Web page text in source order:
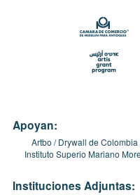
Apoyan:
Artbo Drywall de Colombia
Instituto Superio Mariano
Instituciones Adjuntas: